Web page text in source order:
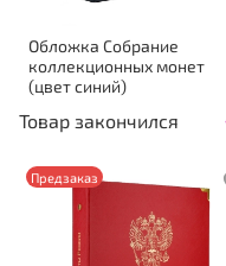
Обложка Собрание
коллекционных монет
(цвет синий)
Товар закончился
Предзаказ